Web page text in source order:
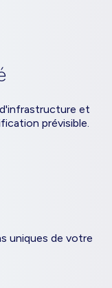
d'infrastructure et
prévisible.
uniques de votre